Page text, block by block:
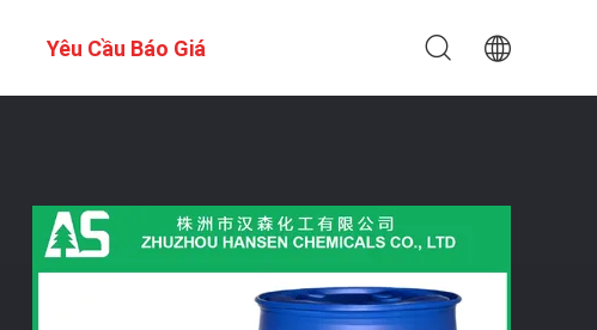
Yêu Cầu Báo Giá